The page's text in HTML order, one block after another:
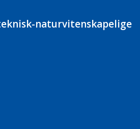
naturvitenskapelige